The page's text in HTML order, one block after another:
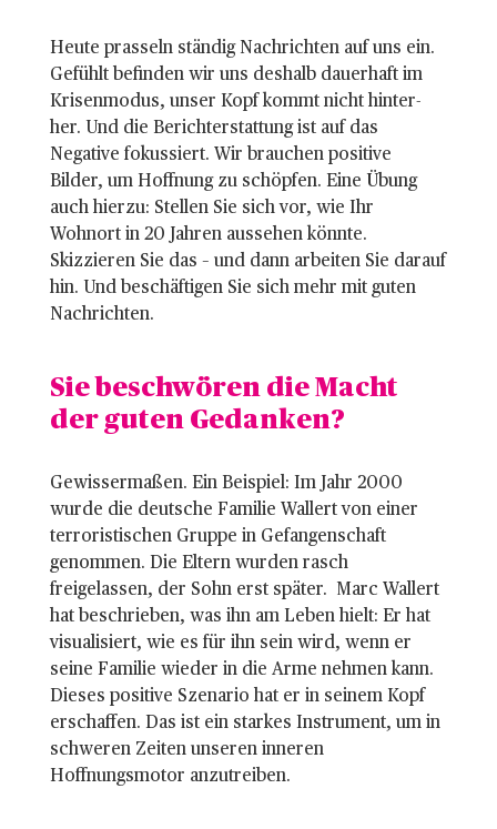
Heute prasseln ständig Nachrichten auf uns ein.
Gefühlt befinden wir uns deshalb dauerhaft im
Krisenmodus, unser Kopf kommt nicht hinter-
her. Und die Berichterstattung ist auf das
Negative fokussiert. Wir brauchen positive
Bilder, um Hoffnung zu schöpfen. Eine Übung
auch hierzu: Stellen Sie sich vor, wie Ihr
Wohnort in 20 Jahren aussehen könnte.
Skizzieren Sie das – und dann arbeiten Sie darauf
hin. Und beschäftigen Sie sich mehr mit guten
Nachrichten.
Sie beschwören die Macht
der guten Gedanken?
Gewissermaßen. Ein Beispiel: Im Jahr 2000
wurde die deutsche Familie Wallert von einer
terroristischen Gruppe in Gefangenschaft
genommen. Die Eltern wurden rasch
freigelassen, der Sohn erst später. Marc Wallert
hat beschrieben, was ihn am Leben hielt: Er hat
visualisiert, wie es für ihn sein wird, wenn er
seine Familie wieder in die Arme nehmen kann.
Dieses positive Szenario hat er in seinem Kopf
erschaffen. Das ist ein starkes Instrument, um in
schweren Zeiten unseren inneren
Hoffnungsmotor anzutreiben.